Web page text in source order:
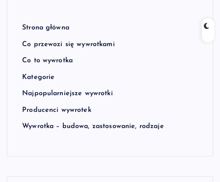
Strona główna
Co przewozi się wywrotkami
Co to wywrotka
Kategorie
Najpopularniejsze wywrotki
Producenci wywrotek
Wywrotka – budowa, zastosowanie, rodzaje